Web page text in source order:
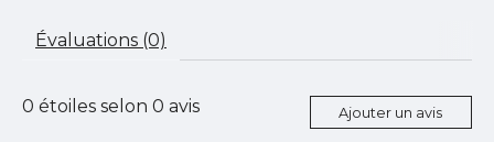
Évaluations (0)
0 étoiles selon 0 avis Ajouter un avis